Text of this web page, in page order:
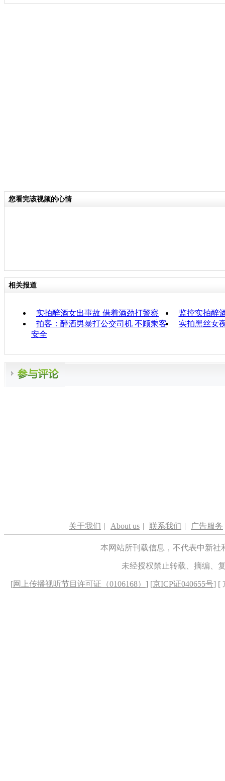
您看完该视频的心情
相关报道
实拍醉酒女出事故 借着酒劲打警察
监控实拍醉
拍客：醉酒男暴打公交司机 不顾乘客
安全
实拍黑丝女
关于我们 | About us | 联系我们 | 广告服务
本网站所刊载信息，不代表中新
未经授权禁止转载、摘编、
[网上传播视听节目许可证（0106168） ] [京ICP证040655号] [